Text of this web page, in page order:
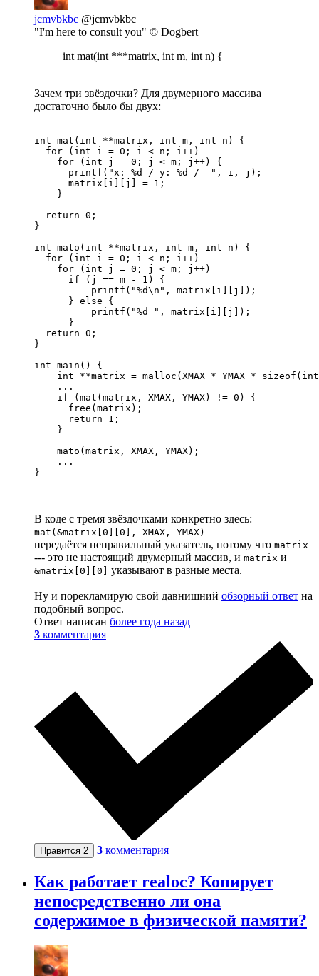
jcmvbkbc @jcmvbkbc
"I'm here to consult you" © Dogbert
int mat(int ***matrix, int m, int n) {
Зачем три звёздочки? Для двумерного массива
достаточно было бы двух:
int mat(int **matrix, int m, int n) {
  for (int i = 0; i < n; i++)
    for (int j = 0; j < m; j++) {
      printf("x: %d / y: %d /  ", i, j);
      matrix[i][j] = 1;
    }
  return 0;
}
int mato(int **matrix, int m, int n) {
  for (int i = 0; i < n; i++)
    for (int j = 0; j < m; j++)
      if (j == m - 1) {
          printf("%d\n", matrix[i][j]);
      } else {
          printf("%d ", matrix[i][j]);
      }
  return 0;
}
int main() {
int **matrix = malloc(XMAX * YMAX *
    ...
    if (mat(matrix, XMAX, YMAX) != 0) {
      free(matrix);
      return 1;
    }
    mato(matrix, XMAX, YMAX);
    ...
}
В коде с тремя звёздочками конкретно здесь:
mat(&matrix[0][0], XMAX, YMAX)
передаётся неправильный указатель, потому что matrix
--- это не настоящий двумерный массив, и matrix и
&matrix[0][0] указывают в разные места.
Ну и порекламирую свой давнишний обзорный ответ на
подобный вопрос.
Ответ написан более года назад
3 комментария
Нравится 2 3 комментария
Как работает realoc? Копирует
непосредственно ли она
содержимое в физической памяти?